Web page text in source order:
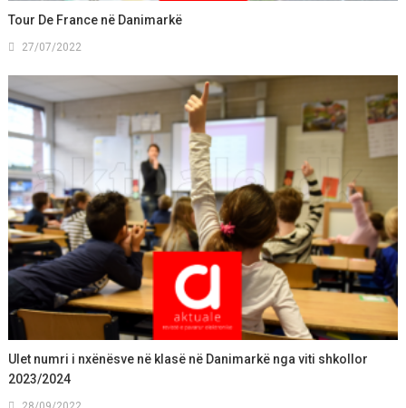
Tour De France në Danimarkë
27/07/2022
Ulet numri i nxënësve në klasë në Danimarkë nga viti shkollor
2023/2024